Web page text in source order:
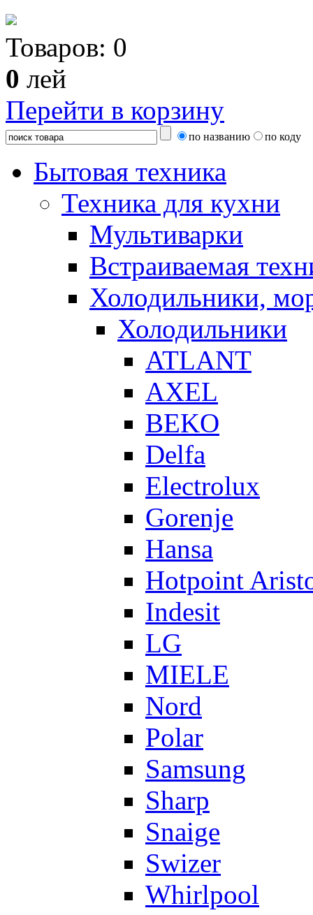
Товаров: 0
0 лей
Перейти в корзину
по названию по коду
Бытовая техника
Техника для кухни
Мультиварки
Встраиваемая
Холодильники,
Холодильники
ATLANT
AXEL
BEKO
Delfa
Electrolux
Gorenje
Hansa
Hotpoint
Indesit
LG
MIELE
Nord
Polar
Samsung
Sharp
Snaige
Swizer
Whirlpool